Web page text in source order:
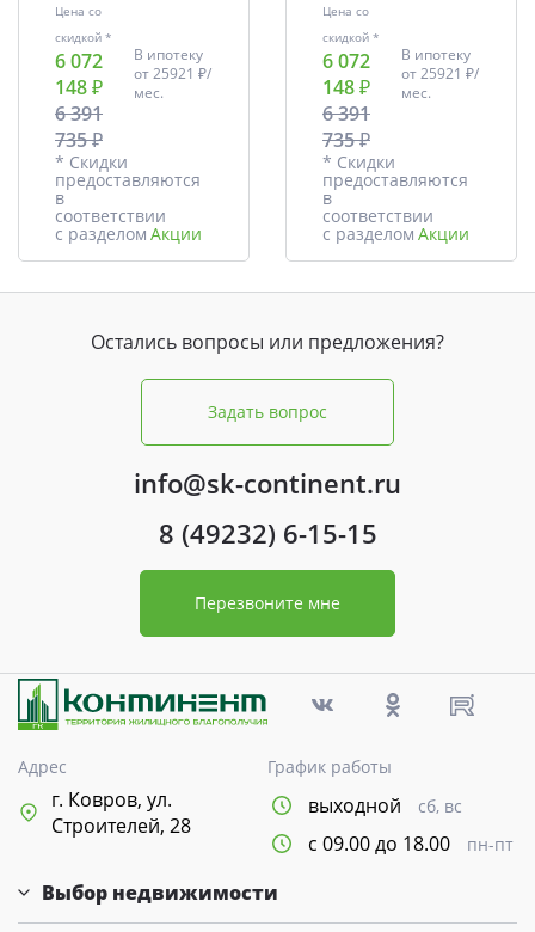
Цена со
скидкой *
6 072
148 ₽
6 391
735 ₽
В ипотеку
от25921 ₽/
мес.
* Скидки
предоставляются
в
соответствии
с разделом Акции
Цена со
скидкой *
6 072
148 ₽
6 391
735 ₽
В ипотеку
от25921 ₽/
мес.
* Скидки
предоставляются
в
соответствии
с разделом Акции
Остались вопросы или предложения?
Задать вопрос
info@sk-continent.ru
8 (49232) 6-15-15
Перезвоните мне
Адрес
г. Ковров, ул.
Строителей, 28
График работы
выходной сб, вс
с 09.00 до 18.00 пн-пт
Выбор недвижимости